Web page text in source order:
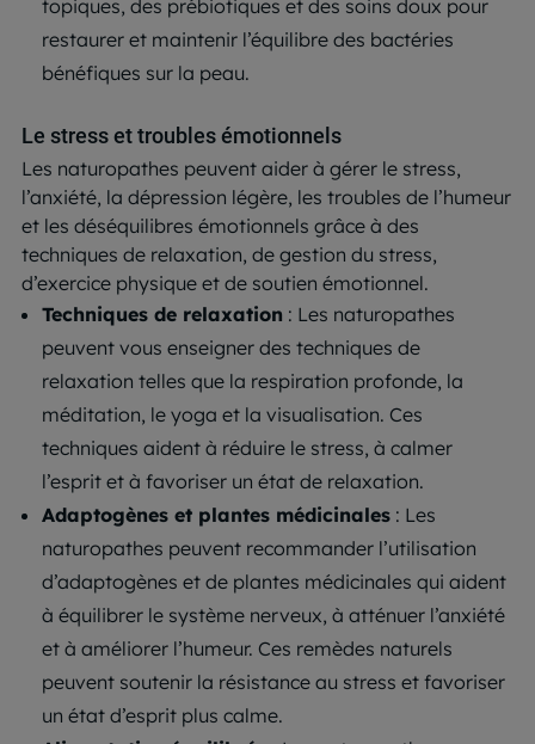
topiques, des prébiotiques et des soins doux pour
restaurer et maintenir l’équilibre des bactéries
bénéfiques sur la peau.
Le stress et troubles émotionnels
Les naturopathes peuvent aider à gérer le stress,
l’anxiété, la dépression légère, les troubles de l’humeur
et les déséquilibres émotionnels grâce à des
techniques de relaxation, de gestion du stress,
d’exercice physique et de soutien émotionnel.
Techniques de relaxation : Les naturopathes
peuvent vous enseigner des techniques de
relaxation telles que la respiration profonde, la
méditation, le yoga et la visualisation. Ces
techniques aident à réduire le stress, à calmer
l’esprit et à favoriser un état de relaxation.
Adaptogènes et plantes médicinales : Les
naturopathes peuvent recommander l’utilisation
d’adaptogènes et de plantes médicinales qui aident
à équilibrer le système nerveux, à atténuer l’anxiété
et à améliorer l’humeur. Ces remèdes naturels
peuvent soutenir la résistance au stress et favoriser
un état d’esprit plus calme.